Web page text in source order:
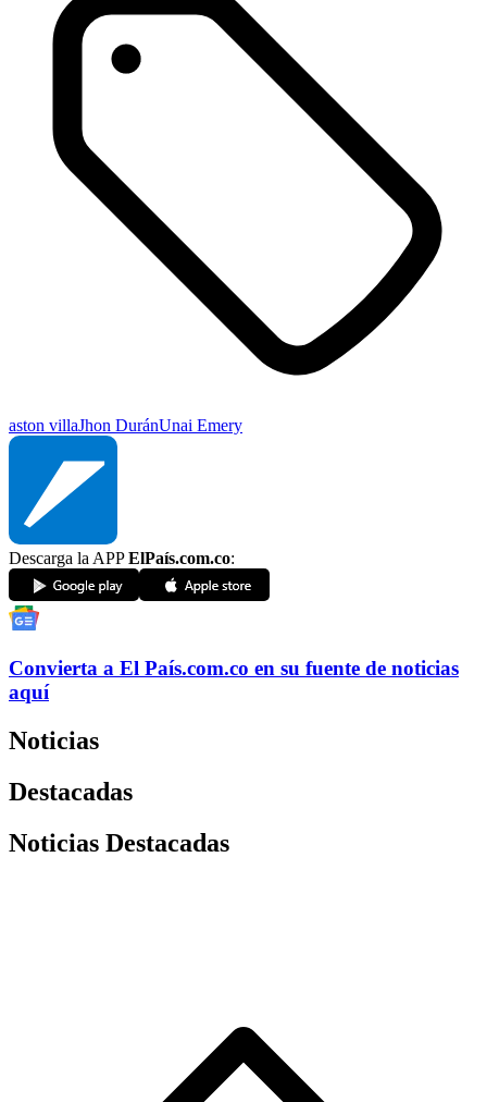
aston villaJhon DuránUnai Emery
Descarga la APPElPaís.com.co:
Convierta a El País.com.co en su fuente de noticias
aquí
Noticias
Destacadas
Noticias Destacadas